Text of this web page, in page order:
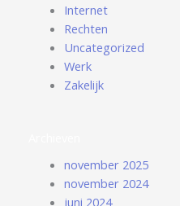
Internet
Rechten
Uncategorized
Werk
Zakelijk
november 2025
november 2024
juni 2024